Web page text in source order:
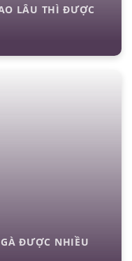
LÂU THÌ ĐƯỢC
ĐƯỢC NHIỀU